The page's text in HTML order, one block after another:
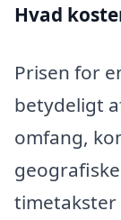
Hvad
Prisen for
betydeligt
omfang,
timetakster